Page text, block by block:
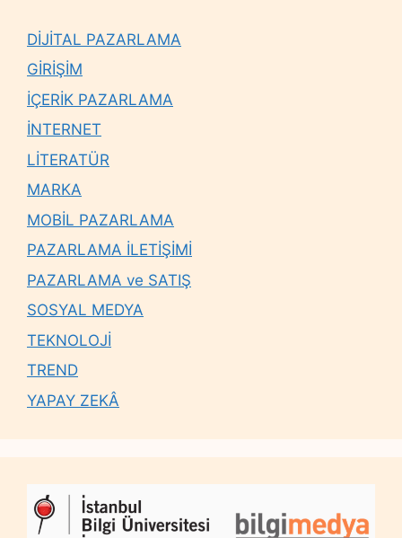
DİJİTAL PAZARLAMA
GİRİŞİM
İÇERİK PAZARLAMA
İNTERNET
LİTERATÜR
MARKA
MOBİL PAZARLAMA
PAZARLAMA İLETİŞİMİ
PAZARLAMA ve SATIŞ
SOSYAL MEDYA
TEKNOLOJİ
TREND
YAPAY ZEKÂ